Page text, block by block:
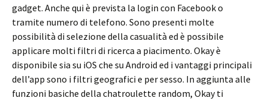
gadget. Anche qui è prevista la login con Facebook o
tramite numero di telefono. Sono presenti molte
possibilità di selezione della casualità ed è possibile
applicare molti filtri di ricerca a piacimento. Okay è
disponibile sia su iOS che su Android ed i vantaggi principali
dell’app sono i filtri geografici e per sesso. In aggiunta alle
funzioni basiche della chatroulette random, Okay ti